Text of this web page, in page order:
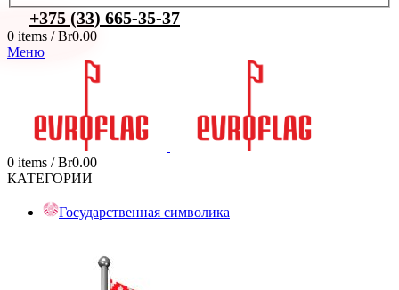
+375 (33) 665-35-37
0 items / Br0.00
Меню
0 items / Br0.00
КАТЕГОРИИ
Государственная символика